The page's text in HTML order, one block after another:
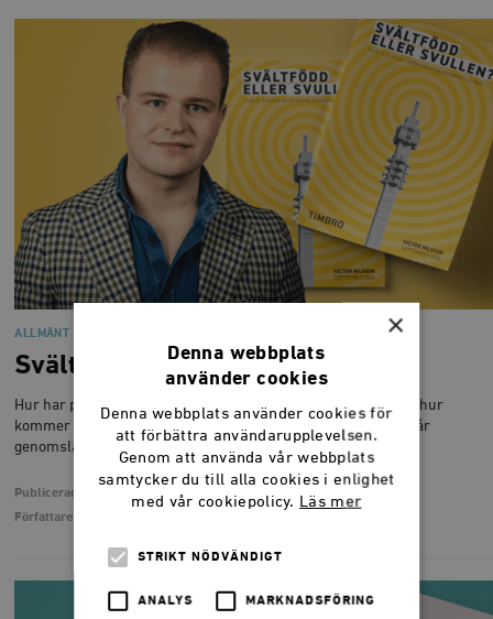
ALLMÄNT
Svältfödd eller svullen?
Hur har public service roll utvecklats till vad den är idag, och hur
kommer den se ut framöver om public service-betänkandet får
genomslag i nästa sändningstillstånd?
Publicerad
13 september 2024
Författare
×
Denna webbplats
använder cookies
Denna webbplats använder cookies för
att förbättra användarupplevelsen.
Genom att använda vår webbplats
samtycker du till alla cookies i enlighet
med vår cookiepolicy. Läs mer
STRIKT NÖDVÄNDIGT
ANALYS MARKNADSFÖRING